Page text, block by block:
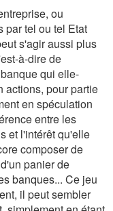
ou
par tel ou tel Etat
s'agir aussi plus
à-dire de
qui elle-
actions, pour partie
en spéculation
entre les
et l'intérêt qu'elle
composer de
panier de
banques... Ce jeu
il peut sembler